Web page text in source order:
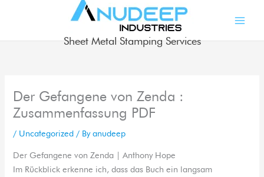
Sheet Metal Stamping Services
Der Gefangene von Zenda :
Zusammenfassung PDF
/ Uncategorized / Byanudeep
Der Gefangene von Zenda | Anthony Hope
Im Rückblick erkenne ich, dass das Buch ein langsam